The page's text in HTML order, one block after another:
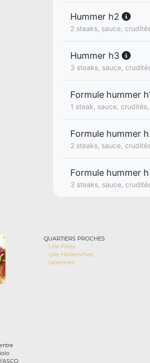
Hummer h2
2 steaks, sauce,
Hummer h3
3 steaks, sauce,
Formule hummer
1 steak, sauce,
Formule hummer
2 steaks, sauce,
Formule hummer
3 steaks, sauce,
QUARTIERS PROCHES
Lille Fives
Lille Hellemmes
Lezennes